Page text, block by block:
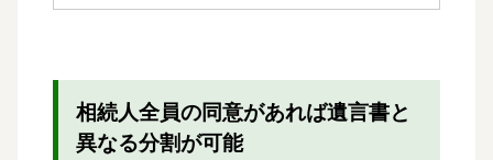
相続人全員の同意があれば遺言書と
異なる分割が可能